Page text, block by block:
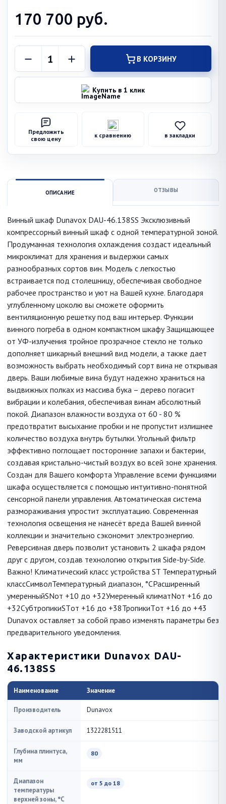
170 700 руб.
В КОРЗИНУ
Купить в 1 клик
Предложить
свою цену
к сравнению в закладки
ОПИСАНИЕ ОТЗЫВЫ
Винный шкаф Dunavox DAU-46.138SS Эксклюзивный
компрессорный винный шкаф с одной температурной зоной.
Продуманная технология охлаждения создаст идеальный
микроклимат для хранения и выдержки самых
разнообразных сортов вин. Модель с легкостью
встраивается под столешницу, обеспечивая свободное
рабочее пространство и уют на Вашей кухне. Благодаря
углубленному цоколю вы сможете оформить
вентиляционную решетку под ваш интерьер. Функции
винного погреба в одном компактном шкафу Защищающее
от УФ-излучения тройное прозрачное стекло не только
дополняет шикарный внешний вид модели, а также дает
возможность выбрать необходимый сорт вина не открывая
дверь. Ваши любимые вина будут надежно храниться на
выдвижных полках из массива бука – дерево погасит
вибрации и колебания, обеспечивая винам абсолютный
покой. Диапазон влажности воздуха от 60 - 80 %
предотвратит высыхание пробки и не пропустит излишнее
количество воздуха внутрь бутылки. Угольный фильтр
эффективно поглощает посторонние запахи и бактерии,
создавая кристально-чистый воздух во всей зоне хранения.
Создан для Вашего комфорта Управление всеми функциями
шкафа осуществляется с помощью интуитивно-понятной
сенсорной панели управления. Автоматическая система
размораживания упростит эксплуатацию. Современная
технология освещения не нанесёт вреда Вашей винной
коллекции и значительно сэкономит электроэнергию.
Реверсивная дверь позволит установить 2 шкафа рядом
друг c другом, создав технологию открытия Side-by-Side.
Важно! Климатический класс устройства ST Температурный
классСимволТемпературный диапазон, °CРасширенный
умеренныйSNот +10 до +32Умеренный климатNот +16 до
+32СубтропикиSTот +16 до +38ТропикиTот +16 до +43
Dunavox оставляет за собой право изменять параметры без
предварительного уведомления.
Характеристики Dunavox DAU-
46.138SS
Наименование Значение
Производитель Dunavox
Заводской артикул 1322281511
Глубина плинтуса,
мм
80
Диапазон
температуры
верхней зоны, °C
от 5 до 18